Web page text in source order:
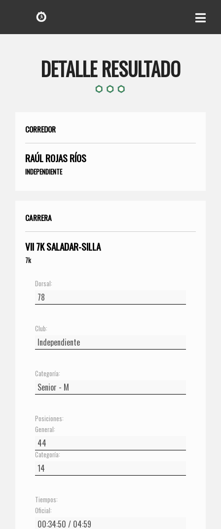
DETALLE RESULTADO
CORREDOR
RAÚL ROJAS RÍOS
INDEPENDIENTE
CARRERA
VII 7K SALADAR-SILLA
7k
Dorsal:
Club:
Categoría:
Posiciones:
General:
Categoría:
Tiempos:
Oficial: